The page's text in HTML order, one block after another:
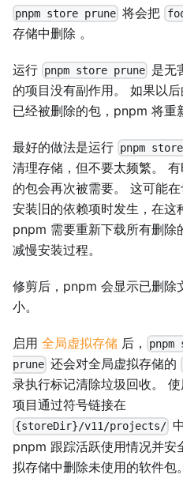
pnpm store prune 将会把
存储中删除 。
运行 pnpm store prune 是无
的项目没有副作用。 如果以
已经被删除的包，pnpm 将重
最好的做法是运行 pnpm
清理存储，但不要太频繁。
的包会再次被需要。 这可能
安装旧的依赖项时发生，在这
pnpm 需要重新下载所有删除
减慢安装过程。
修剪后，pnpm 会显示已删除
小。
启用 全局虚拟存储 后，
prune 还会对全局虚拟存储的
录执行标记清除垃圾回收。
项目通过符号链接在
{storeDir}/v11/projects/
pnpm 跟踪活跃使用情况并安
拟存储中删除未使用的软件包。